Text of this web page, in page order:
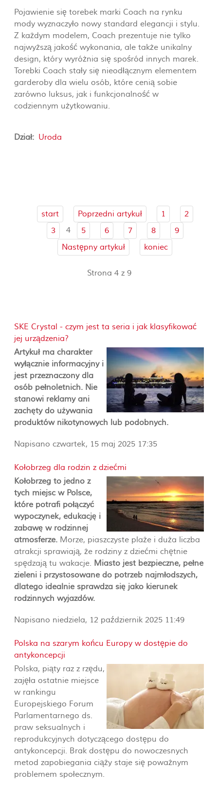
Pojawienie się torebek marki Coach na rynku
mody wyznaczyło nowy standard elegancji i stylu.
Z każdym modelem, Coach prezentuje nie tylko
najwyższą jakość wykonania, ale także unikalny
design, który wyróżnia się spośród innych marek.
Torebki Coach stały się nieodłącznym elementem
garderoby dla wielu osób, które cenią sobie
zarówno luksus, jak i funkcjonalność w
codziennym użytkowaniu.
Dział: Uroda
start Poprzedni artykuł 1
2
3
4 5 6 7 8
9
Następny artykuł
koniec
Strona 4 z 9
SKE Crystal - czym jest ta seria i jak klasyfikować
jej urządzenia?
Artykuł ma charakter
wyłącznie informacyjny i
jest przeznaczony dla
osób pełnoletnich. Nie
stanowi reklamy ani
zachęty do używania
produktów nikotynowych lub podobnych.
Napisano czwartek, 15 maj 2025 17:35
Kołobrzeg dla rodzin z dziećmi
Kołobrzeg to jedno z
tych miejsc w Polsce,
które potrafi połączyć
wypoczynek, edukację i
zabawę w rodzinnej
atmosferze. Morze, piaszczyste plaże i duża liczba
atrakcji sprawiają, że rodziny z dziećmi chętnie
spędzają tu wakacje. Miasto jest bezpieczne, pełne
zieleni i przystosowane do potrzeb najmłodszych,
dlatego idealnie sprawdza się jako kierunek
rodzinnych wyjazdów.
Napisano niedziela, 12 październik 2025 11:49
Polska na szarym końcu Europy w dostępie do
antykoncepcji
Polska, piąty raz z rzędu,
zajęła ostatnie miejsce
w rankingu
Europejskiego Forum
Parlamentarnego ds.
praw seksualnych i
reprodukcyjnych dotyczącego dostępu do
antykoncepcji. Brak dostępu do nowoczesnych
metod zapobiegania ciąży staje się poważnym
problemem społecznym.